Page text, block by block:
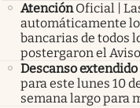
Atención Oficial |
automáticamente
bancarias de todos
postergaron el
Descanso extendido
para este lunes 10
semana largo para